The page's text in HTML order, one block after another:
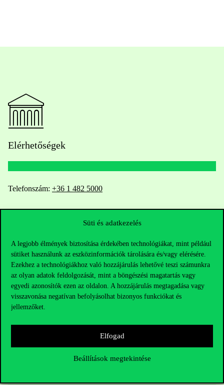
Süti és adatkezelés
A legjobb élmények biztosítása érdekében technológiákat, mint például
sütiket használunk az eszközinformációk tárolására és/vagy elérésére.
Ezekhez a technológiákhoz való hozzájárulás lehetővé teszi számunkra
az olyan adatok feldolgozását, mint a böngészési magatartás vagy
egyedi azonosítók ezen az oldalon. A hozzájárulás megtagadása vagy
visszavonása negatívan befolyásolhat bizonyos funkciókat és
jellemzőket.
Elfogad
Beállítások megtekintése
Elérhetőségek
Telefonszám: +36 1 482 5000
HUB jelenlegi hallgatóinknak
Sajtó:press@uni-corvinus.hu